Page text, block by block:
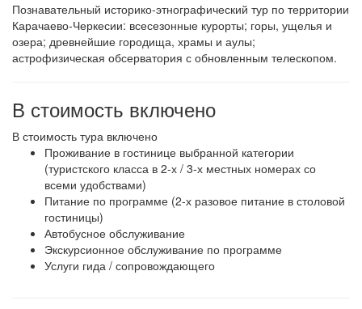
Познавательный историко-этнографический тур по территории
Карачаево-Черкесии: всесезонные курорты; горы, ущелья и
озера; древнейшие городища, храмы и аулы;
астрофизическая обсерватория с обновленным телескопом.
В стоимость включено
В стоимость тура включено
Проживание в гостинице выбранной категории
(туристского класса в 2-х / 3-х местных номерах со
всеми удобствами)
Питание по программе (2-х разовое питание в столовой
гостиницы)
Автобусное обслуживание
Экскурсионное обслуживание по программе
Услуги гида / сопровождающего